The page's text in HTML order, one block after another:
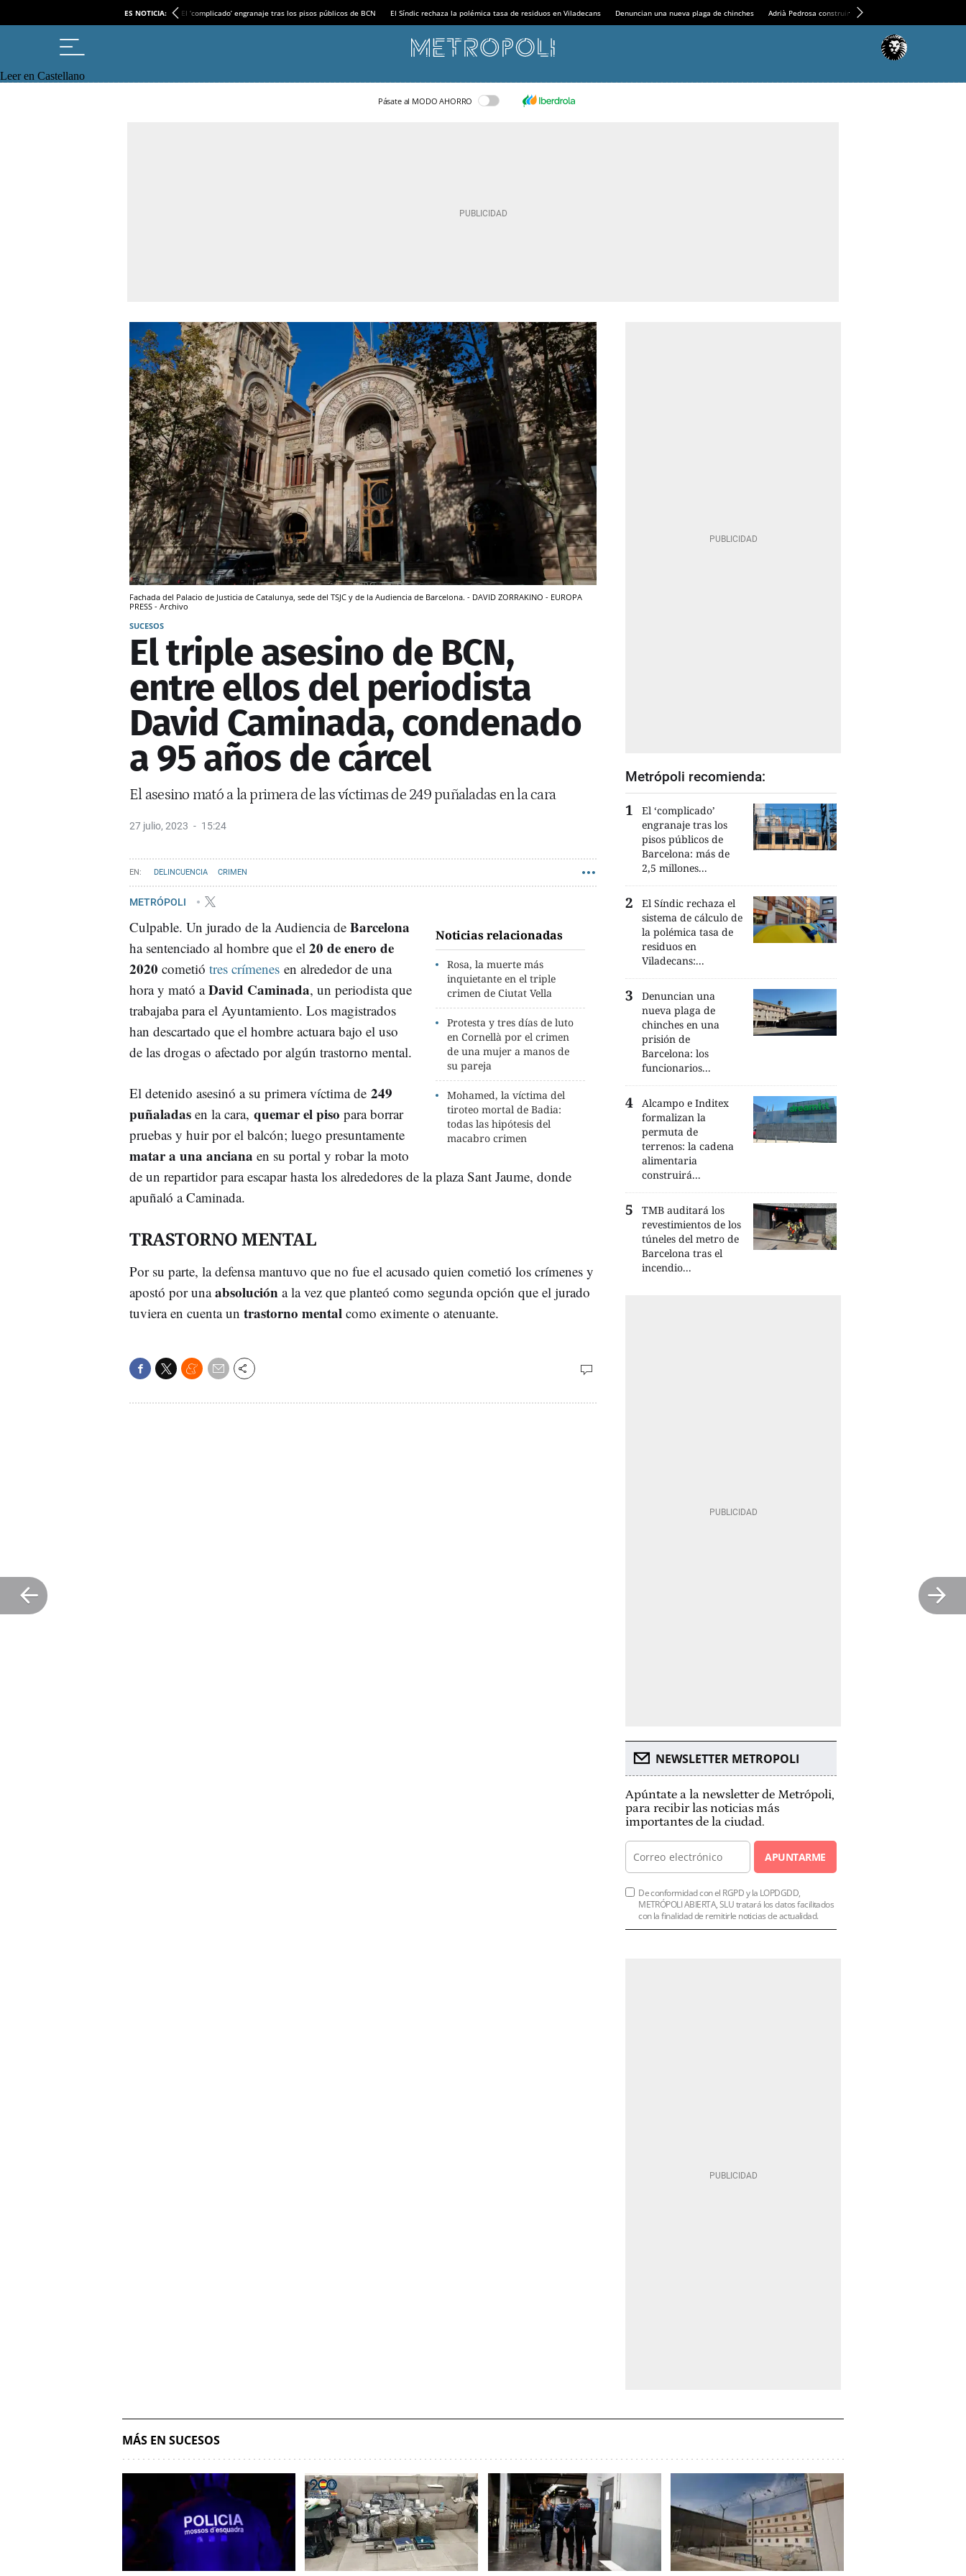
ES NOTICIA: El ‘complicado’ engranaje tras los pisos públicos de BCN El Síndic rechaza la polémica tasa de residuos en Viladecans Denuncian una nueva plaga de chinches Adrià Pedrosa construirá la nueva residencia en el
Leer en Castellano
Pásate al MODO AHORRO
Fachada del Palacio de Justicia de Catalunya, sede del TSJC y de la Audiencia de Barcelona. - DAVID ZORRAKINO - EUROPA
PRESS - Archivo
SUCESOS
El triple asesino de BCN,
entre ellos del periodista
David Caminada, condenado
a 95 años de cárcel
El asesino mató a la primera de las víctimas de 249 puñaladas en la cara
27 julio, 2023 15:24
DELINCUENCIA CRIMEN
METRÓPOLI
Noticias relacionadas
Rosa, la muerte más
inquietante en el triple
crimen de Ciutat Vella
Protesta y tres días de luto
en Cornellà por el crimen
de una mujer a manos de
su pareja
Mohamed, la víctima del
tiroteo mortal de Badia:
todas las hipótesis del
macabro crimen
Culpable. Un jurado de la Audiencia de Barcelona
ha sentenciado al hombre que el 20 de enero de
2020 cometió tres crímenes en alrededor de una
hora y mató aDavid Caminada, un periodista que
trabajaba para el Ayuntamiento. Los magistrados
han descartado que el hombre actuara bajo el uso
de las drogas o afectado por algún trastorno mental.
El detenido asesinó a su primera víctima de 249
puñaladas en la cara, quemar el piso para borrar
pruebas y huir por el balcón; luego presuntamente
matar a una anciana en su portal y robar la moto
de un repartidor para escapar hasta los alrededores de la plaza Sant Jaume, donde
apuñaló a Caminada.
TRASTORNO MENTAL
Por su parte, la defensa mantuvo que no fue el acusado quien cometió los crímenes y
apostó por unaabsolución a la vez que planteó como segunda opción que el jurado
tuviera en cuenta un trastorno mental como eximente o atenuante.
Metrópoli recomienda:
El ‘complicado’
engranaje tras los
pisos públicos de
Barcelona: más de
2,5 millones...
El Síndic rechaza el
sistema de cálculo de
la polémica tasa de
residuos en
Viladecans:...
Denuncian una
nueva plaga de
chinches en una
prisión de
Barcelona: los
funcionarios...
Alcampo e Inditex
formalizan la
permuta de
terrenos: la cadena
alimentaria
construirá...
TMB auditará los
revestimientos de los
túneles del metro de
Barcelona tras el
incendio...
NEWSLETTER METROPOLI
Apúntate a la newsletter de Metrópoli,
para recibir las noticias más
importantes de la ciudad.
APUNTARME
De conformidad con el RGPD y la LOPDGDD,
METRÓPOLI ABIERTA, SLU tratará los datos facilitados
con la finalidad de remitirle noticias de actualidad.
MÁS EN SUCESOS